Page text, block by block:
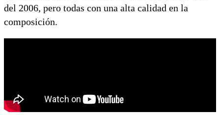
del 2006, pero todas con una alta calidad en la
composición.